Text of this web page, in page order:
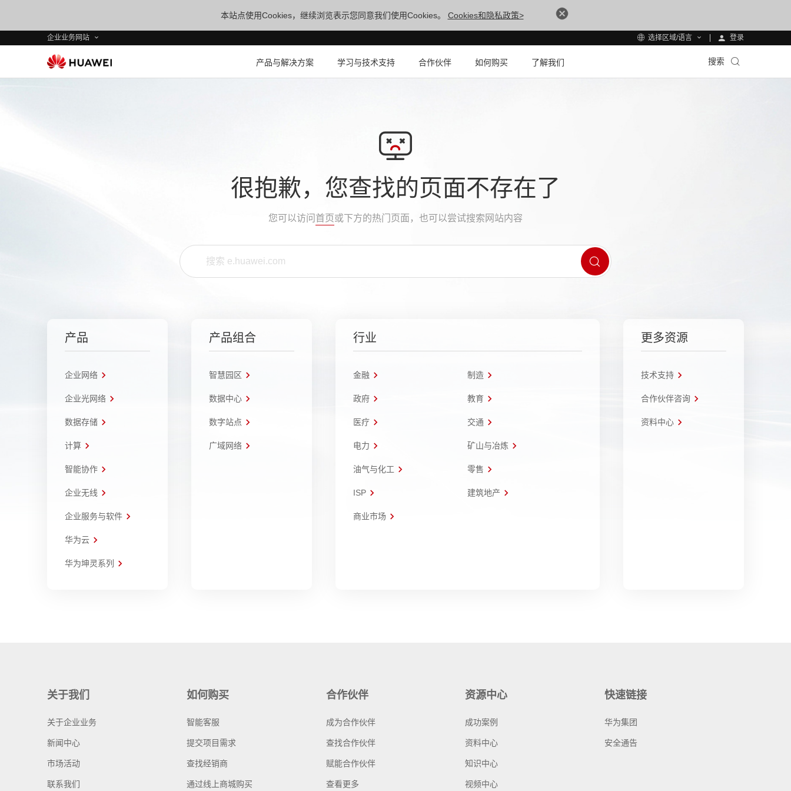
本站点使用Cookies，继续浏览表示您同意我们使用Cookies。 Cookies和隐私政策>
企业业务网站 选择区域/语言 登录
产品与解决方案 学习与技术支持 合作伙伴 如何购买 了解我们 搜索
很抱歉，您查找的页面不存在了
您可以访问 首页或下方的热门页面，也可以尝试搜索网站内容
产品
企业网络
企业光网络
数据存储
计算
智能协作
企业无线
企业服务与软件
华为云
华为坤灵系列
产品组合
智慧园区
数据中心
数字站点
广域网络
行业
金融 制造
政府 教育
医疗 交通
电力 矿山与冶炼
油气与化工 零售
ISP 建筑地产
商业市场
更多资源
技术支持
合作伙伴咨询
资料中心
关于我们
关于企业业务
新闻中心
市场活动
联系我们
如何购买
智能客服
提交项目需求
查找经销商
通过线上商城购买
合作伙伴
成为合作伙伴
查找合作伙伴
赋能合作伙伴
查看更多
资源中心
成功案例
资料中心
知识中心
视频中心
快速链接
华为集团
安全通告